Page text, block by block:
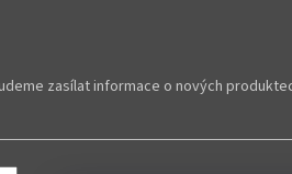
zasílat informace o nových